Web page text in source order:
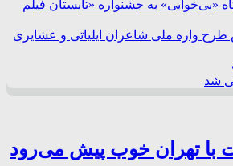
«بی‌خوابی» به جشنواره «تابستان فیلم
واره ملی شاعران ایلیاتی و عشایری
شد
با تهران خوب پیش می‌رود